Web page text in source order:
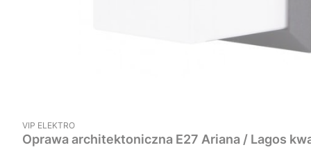
PRODUCENT
VIP ELEKTRO
Oprawa architektoniczna E27 Ariana / Lagos